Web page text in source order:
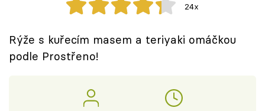
Těhotnej kuchař
Sledujte prima+
24x
Rýže s kuřecím masem a teriyaki omáčkou
podle Prostřeno!